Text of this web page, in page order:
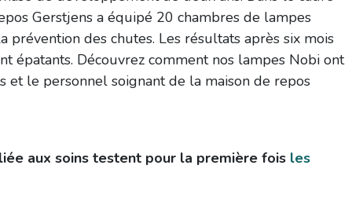
Gerstjens a équipé 20 chambres de lampes
des chutes. Les résultats après six mois
épatants. Découvrez comment nos lampes Nobi ont
et le personnel soignant de la maison de repos
aux soins testent pour la première fois les